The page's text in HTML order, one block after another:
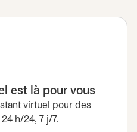
est là pour vous
virtuel pour des
h/24, 7 j/7.